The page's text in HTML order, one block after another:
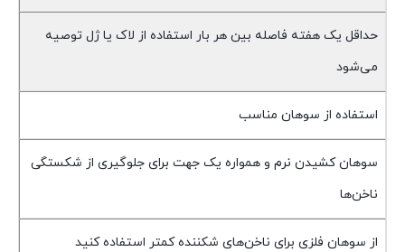
حداقل یک هفته فاصله بین هر بار استفاده از لاک یا ژل توصیه
می‌شود
استفاده از سوهان مناسب
سوهان کشیدن نرم و همواره یک جهت برای جلوگیری از شکستگی
ناخن‌ها
از سوهان فلزی برای ناخن‌های شکننده کمتر استفاده کنید